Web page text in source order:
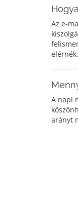
Az e-
elérnék.
A napi
arányt